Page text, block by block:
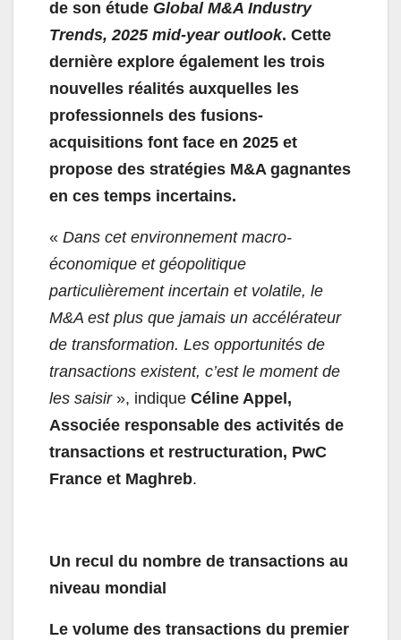
de son étude Global M&A Industry
Trends, 2025 mid-year outlook. Cette
dernière explore également les trois
nouvelles réalités auxquelles les
professionnels des fusions-
acquisitions font face en 2025 et
propose des stratégies M&A gagnantes
en ces temps incertains.
« Dans cet environnement macro-
économique et géopolitique
particulièrement incertain et volatile, le
M&A est plus que jamais un accélérateur
de transformation. Les opportunités de
transactions existent, c’est le moment de
les saisir », indique Céline Appel,
Associée responsable des activités de
transactions et restructuration, PwC
France et Maghreb.
Un recul du nombre de transactions au
niveau mondial
Le volume des transactions du premier